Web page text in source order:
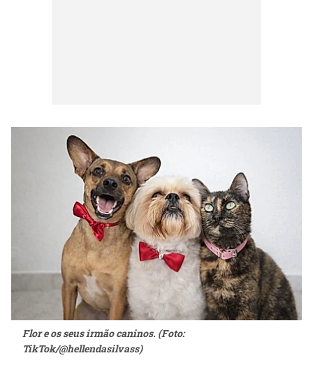
Flor e os seus irmão caninos. (Foto:
TikTok/@hellendasilvass)